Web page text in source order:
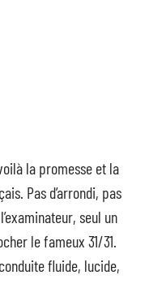
la promesse et la
Pas d’arrondi, pas
seul un
le fameux 31/31.
fluide, lucide,